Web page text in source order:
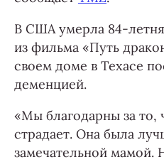
В США умерла 84-
из фильма «Путь
своем доме в Техасе
деменцией.
«Мы благодарны за то,
страдает. Она была
замечательной мамой.